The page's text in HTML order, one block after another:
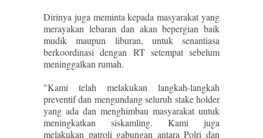
Dirinya juga meminta kepada masyarakat yang
merayakan lebaran dan akan bepergian baik
mudik maupun liburan, untuk senantiasa
berkoordinasi dengan RT setempat sebelum
meninggalkan rumah.
"Kami telah melakukan langkah-langkah
preventif dan mengundang seluruh stake holder
yang ada dan menghimbau masyarakat untuk
meningkatkan siskamling. Kami juga
melakukan patroli gabungan antara Polri dan